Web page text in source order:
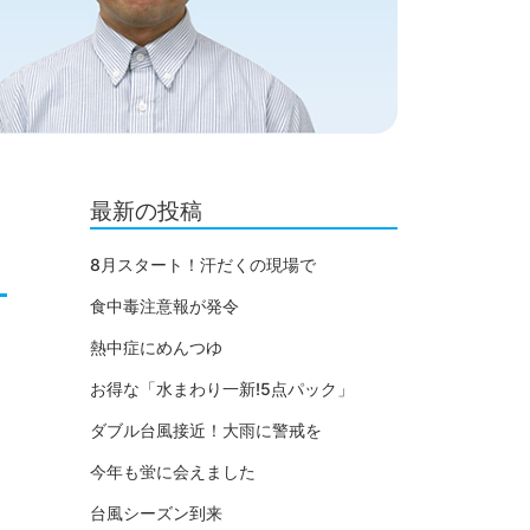
最新の投稿
8月スタート！汗だくの現場で
食中毒注意報が発令
熱中症にめんつゆ
お得な「水まわり一新!5点パック」
ダブル台風接近！大雨に警戒を
今年も蛍に会えました
台風シーズン到来